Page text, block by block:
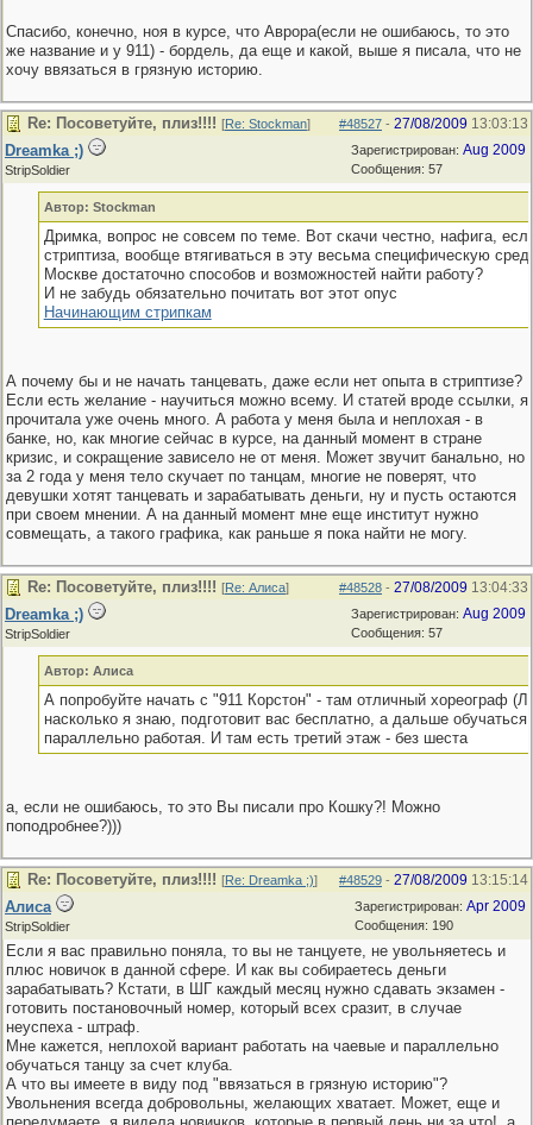
Спасибо, конечно, ноя в курсе, что Аврора(если не ошибаюсь, то это
же название и у 911) - бордель, да еще и какой, выше я писала, что не
хочу ввязаться в грязную историю.
#48527 - 27/08/2009 13:03:13
Re: Посоветуйте, плиз!!!! [Re: Stockman]
Зарегистрирован: Aug 2009
Сообщения: 57
Dreamka ;)
StripSoldier
Автор: Stockman
Дримка, вопрос не совсем по теме. Вот скачи честно, нафига,
стриптиза, вообще втягиваться в эту весьма специфическую
Москве достаточно способов и возможностей найти работу?
И не забудь обязательно почитать вот этот опус
Начинающим стрипкам
А почему бы и не начать танцевать, даже если нет опыта в стриптизе?
Если есть желание - научиться можно всему. И статей вроде ссылки, я
прочитала уже очень много. А работа у меня была и неплохая - в
банке, но, как многие сейчас в курсе, на данный момент в стране
кризис, и сокращение зависело не от меня. Может звучит банально, но
за 2 года у меня тело скучает по танцам, многие не поверят, что
девушки хотят танцевать и зарабатывать деньги, ну и пусть остаются
при своем мнении. А на данный момент мне еще институт нужно
совмещать, а такого графика, как раньше я пока найти не могу.
#48528 - 27/08/2009 13:04:33
Re: Посоветуйте, плиз!!!! [Re: Алиса]
Зарегистрирован: Aug 2009
Сообщения: 57
Dreamka ;)
StripSoldier
Автор: Алиса
А попробуйте начать с "911 Корстон" - там отличный хореограф
насколько я знаю, подготовит вас бесплатно, а дальше
параллельно работая. И там есть третий этаж - без шеста
а, если не ошибаюсь, то это Вы писали про Кошку?! Можно
поподробнее?)))
#48529 - 27/08/2009 13:15:14
Re: Посоветуйте, плиз!!!! [Re: Dreamka ;)]
Зарегистрирован: Apr 2009
Сообщения: 190
Алиса
StripSoldier
Если я вас правильно поняла, то вы не танцуете, не увольняетесь и
плюс новичок в данной сфере. И как вы собираетесь деньги
зарабатывать? Кстати, в ШГ каждый месяц нужно сдавать экзамен -
готовить постановочный номер, который всех сразит, в случае
неуспеха - штраф.
Мне кажется, неплохой вариант работать на чаевые и параллельно
обучаться танцу за счет клуба.
А что вы имеете в виду под "ввязаться в грязную историю"?
Увольнения всегда добровольны, желающих хватает. Может, еще и